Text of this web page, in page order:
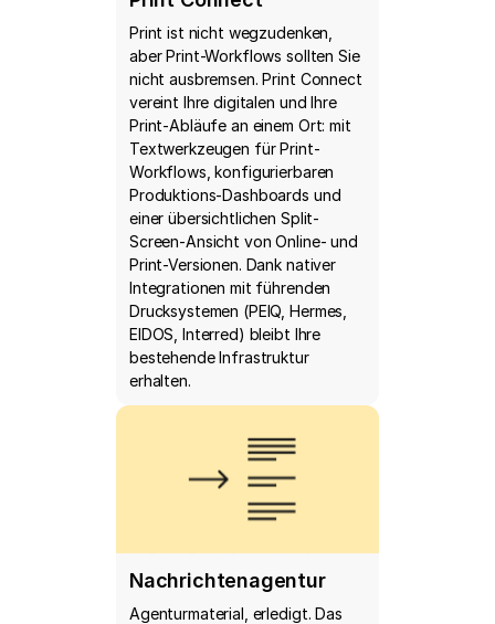
Print ist nicht wegzudenken,
aber Print-Workflows sollten Sie
nicht ausbremsen. Print Connect
vereint Ihre digitalen und Ihre
Print-Abläufe an einem Ort: mit
Textwerkzeugen für Print-
Workflows, konfigurierbaren
Produktions-Dashboards und
einer übersichtlichen Split-
Screen-Ansicht von Online- und
Print-Versionen. Dank nativer
Integrationen mit führenden
Drucksystemen (PEIQ, Hermes,
EIDOS, Interred) bleibt Ihre
bestehende Infrastruktur
erhalten.
Nachrichtenagentur
Agenturmaterial, erledigt. Das